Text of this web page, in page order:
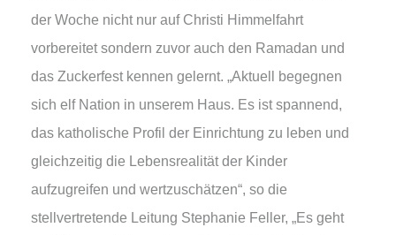
der Woche nicht nur auf Christi Himmelfahrt
vorbereitet sondern zuvor auch den Ramadan und
das Zuckerfest kennen gelernt. „Aktuell begegnen
sich elf Nation in unserem Haus. Es ist spannend,
das katholische Profil der Einrichtung zu leben und
gleichzeitig die Lebensrealität der Kinder
aufzugreifen und wertzuschätzen“, so die
stellvertretende Leitung Stephanie Feller, „Es geht